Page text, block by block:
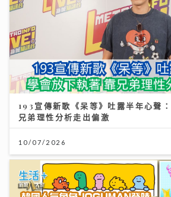
193宣傳新歌《呆等》吐露半年心聲
兄弟理性分析走出偏激
10/07/2026